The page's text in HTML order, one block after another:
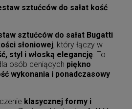
sztućców do sałat kość
sztućców do sałat Bugatti
słoniowej, który łączy w
styl i włoską elegancję. To
osób ceniących piękno
wykonania i ponadczasowy
klasycznej formy i